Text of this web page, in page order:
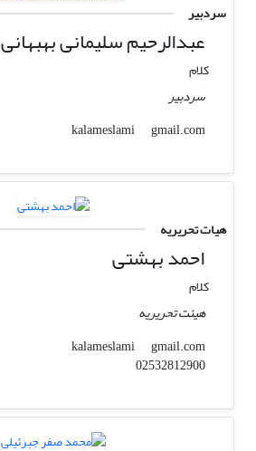
سردبیر
عبدالرحیم سلیمانی بهبهانی
کلام
سردبیر
kalameslami
gmail.com
هیات تحریریه
احمد بهشتی
کلام
هیئت تحریریه
kalameslami
gmail.com
02532812900